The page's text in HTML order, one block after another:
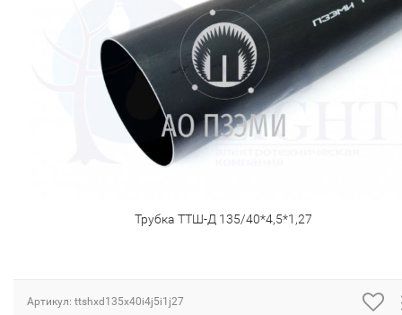
Трубка ТТШ-Д 135/40*4,5*1,27
Артикул: ttshxd135x40i4j5i1j27